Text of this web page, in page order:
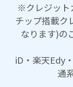
※クレジット
チップ搭載ク
なります)の
iD・楽天Edy
通